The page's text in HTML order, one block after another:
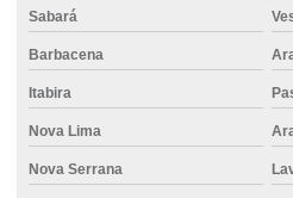
Cimento para concreto armado
Cimento em contagem
Cimento csn
Cimento em curvelo
Sabará
Barbacena
Itabira
Nova Lima
Nova Serrana